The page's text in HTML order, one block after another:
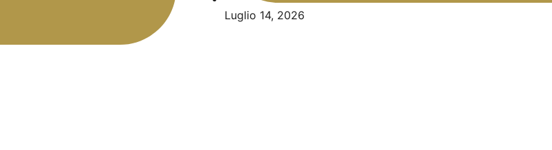
Luglio 14, 2026